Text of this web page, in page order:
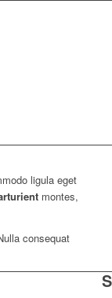
ligula eget
montes,
consequat